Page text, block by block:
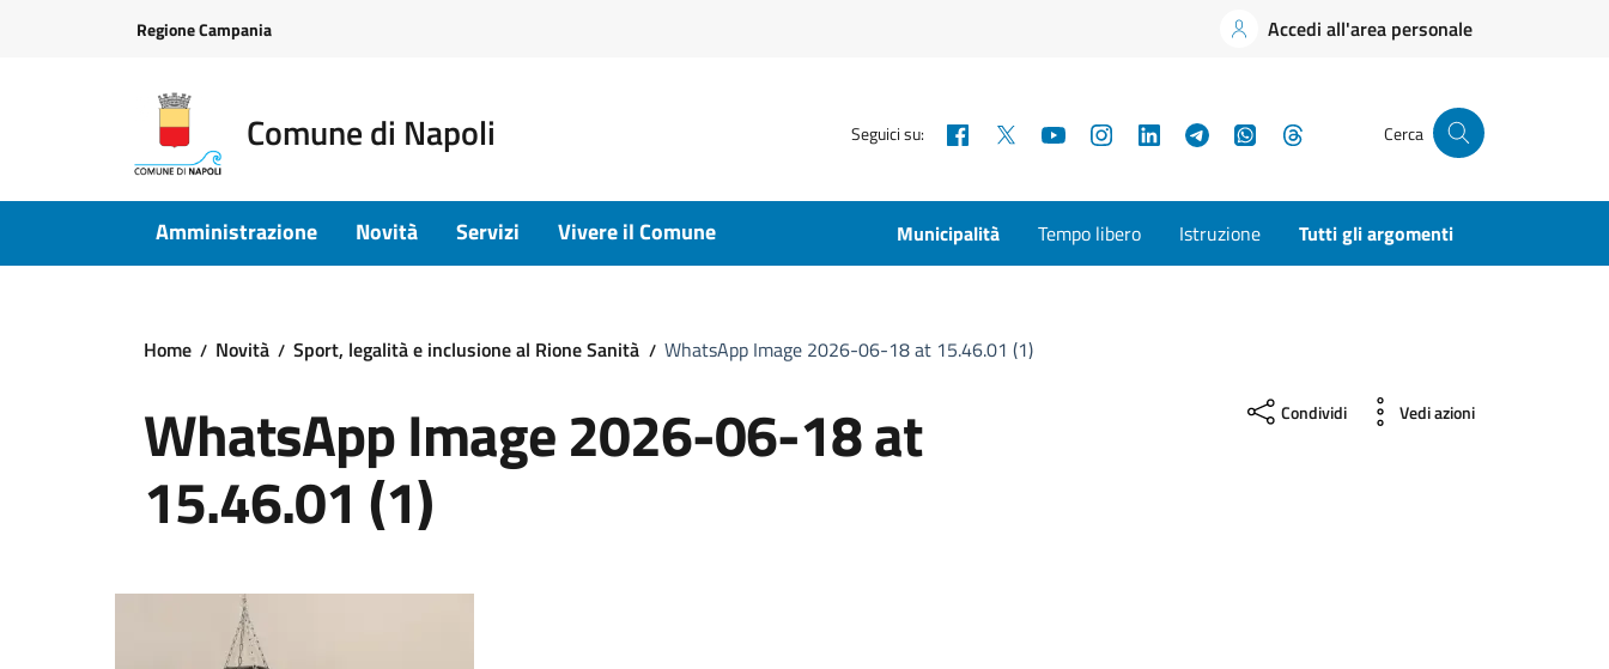
Regione Campania Accedi all'area personale
Comune di Napoli Seguici su: Facebook YouTubeInstagramLinkedInTelegramWhatsApp Cerca
Amministrazione Novità Servizi Vivere il Comune Municipalità Tempo libero Istruzione Tutti gli argomenti
Home Novità Sport, legalità e inclusione al Rione Sanità WhatsApp Image 2026-06-18 at 15.46.01 (1)
WhatsApp Image 2026-06-18 at
15.46.01 (1)
Condividi Vedi azioni